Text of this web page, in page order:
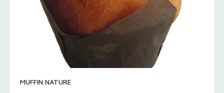
MUFFIN NATURE